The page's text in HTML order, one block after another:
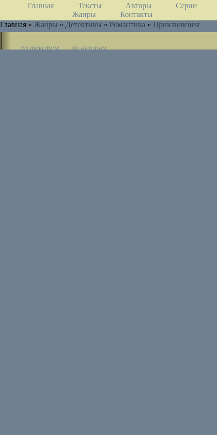
Главная Тексты Авторы
Серии
Жанры
Контакты
Главная » Жанры » Детективы » Романтика » Приключения
по текстам
по авторам